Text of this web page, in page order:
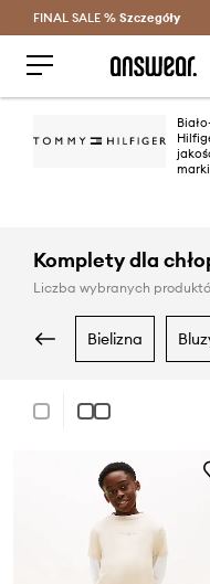
FINAL SALE % Szczegóły
Komplety dla
Liczba wybranych
bielizna